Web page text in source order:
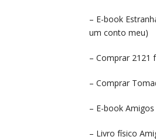
– E-book
um conto meu)
– Comprar 2121
– Comprar
– E-book Amigos
– Livro físico